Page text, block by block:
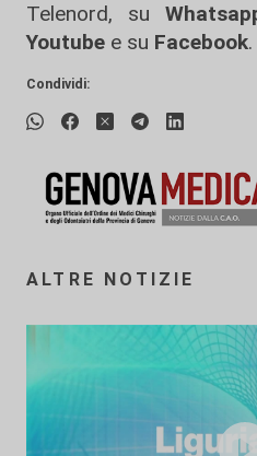
Telenord, su
Youtube e su Facebook.
Condividi:
ALTRE NOTIZIE